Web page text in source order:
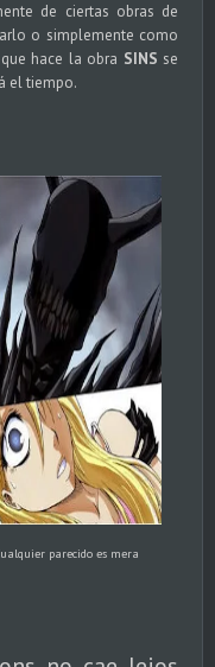
de ciertas obras de
o simplemente como
hace la obra SINS se
el tiempo.
parecido es mera